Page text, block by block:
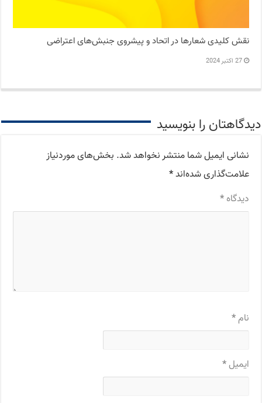
نقش کلیدی شعارها در اتحاد و پیشروی جنبش‌های اعتراضی
27 اکتبر 2024
دیدگاهتان را بنویسید
نشانی ایمیل شما منتشر نخواهد شد. بخش‌های موردنیاز
علامت‌گذاری شده‌اند*
دیدگاه*
نام*
ایمیل*